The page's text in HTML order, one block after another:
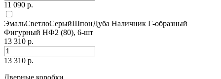
11 090 р.
ЭмальСветлоСерыйШпонДуба Наличник Г-образный
Фигурный НФ2 (80), 6-шт
13 310 р.
13 310 р.
Дверные коробки